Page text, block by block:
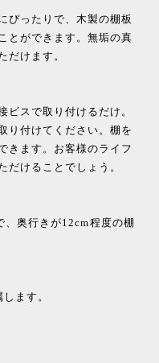
ぴったりで、木製の棚板
とができます。無垢の真
だけます。
ビスで取り付けるだけ。
り付けてください。棚を
きます。お客様のライフ
だけることでしょう。
、奥行きが12cm程度の棚
ます。